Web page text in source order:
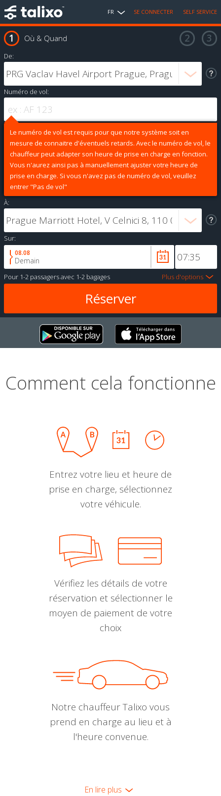
FR SE CONNECTER SELF SERVICE
Où & Quand
De:
Numéro de vol:
Le numéro de vol est requis pour que notre système soit en
mesure de connaitre d'éventuels retards. Avec le numéro de vol, le
chauffeur peut adapter son heure de prise en charge en fonction.
Vous n'aurez ainsi pas à manuellement ajuster votre heure de
prise en charge. Si vous n'avez pas de numéro de vol, veuillez
entrer "Pas de vol"
À:
Sur:
08.08
Demain
Pour 1-2 passagersavec 1-2 bagages Plus d'options
Comment cela fonctionne
Entrez votre lieu et heure de
prise en charge, sélectionnez
votre véhicule.
Vérifiez les détails de votre
réservation et sélectionner le
moyen de paiement de votre
choix
Notre chauffeur Talixo vous
prend en charge au lieu et à
l'heure convenue.
En lire plus